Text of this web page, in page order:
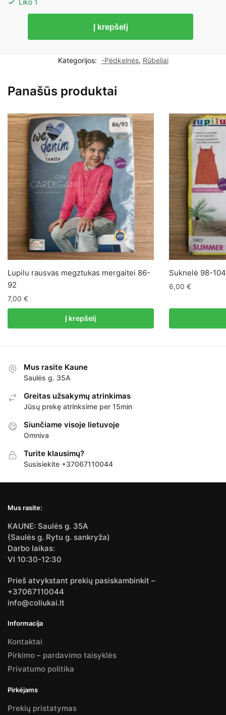
92-
Į krepšelį
Kategorijos: -Pėdkelnės, Rūbeliai
Panašūs produktai
Lupilu rausvas megztukas mergaitei 86-
92
7,00 €
Į krepšelį
Suknelė 98-104
6,00 €
Mus rasite Kaune
Saulės g. 35A
Greitas užsakymų atrinkimas
Jūsų prekę atrinksime per 15min
Siunčiame visoje lietuvoje
Omniva
Turite klausimų?
Susisiekite +37067110044
Mus rasite:
KAUNE: Saulės g. 35A
(Saulės g. Rytu g. sankryža)
Darbo laikas:
VI 10:30-12:30
Prieš atvykstant prekių pasiskambinkit –
+37067110044
info@coliukai.lt
Informacija
Kontaktai
Pirkimo – pardavimo taisyklės
Privatumo politika
Pirkėjams
Prekių pristatymas